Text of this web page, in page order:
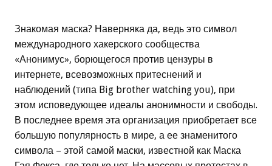
Знакомая маска? Наверняка да, ведь это символ
международного хакерского сообщества
«Анонимус», борющегося против цензуры в
интернете, всевозможных притеснений и
наблюдений (типа Big brother watching you), при
этом исповедующее идеалы анонимности и свободы.
В последнее время эта организация приобретает все
большую популярность в мире, а ее знаменитого
символа – этой самой маски, известной как Маска